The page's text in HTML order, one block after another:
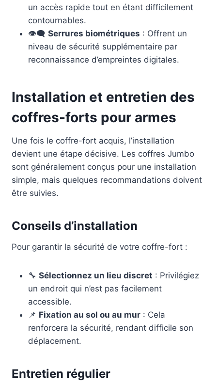
un accès rapide tout en étant difficilement
contournables.
👁️‍🗨️ Serrures biométriques : Offrent un
niveau de sécurité supplémentaire par
reconnaissance d’empreintes digitales.
Installation et entretien des
coffres-forts pour armes
Une fois le coffre-fort acquis, l’installation
devient une étape décisive. Les coffres Jumbo
sont généralement conçus pour une installation
simple, mais quelques recommandations doivent
être suivies.
Conseils d’installation
Pour garantir la sécurité de votre coffre-fort :
🔧 Sélectionnez un lieu discret : Privilégiez
un endroit qui n’est pas facilement
accessible.
📌 Fixation au sol ou au mur : Cela
renforcera la sécurité, rendant difficile son
déplacement.
Entretien régulier